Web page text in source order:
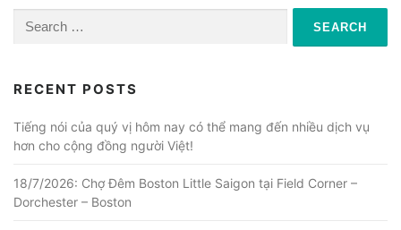
for:
RECENT POSTS
Tiếng nói của quý vị hôm nay có thể mang đến nhiều dịch vụ
hơn cho cộng đồng người Việt!
18/7/2026: Chợ Đêm Boston Little Saigon tại Field Corner –
Dorchester – Boston